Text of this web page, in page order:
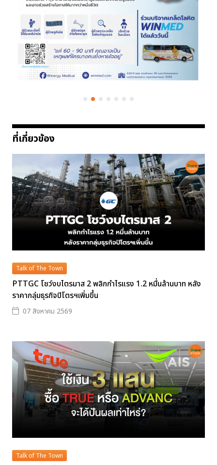
ที่เกี่ยวข้อง
Talk of The Town
PTTGC โชว์งบไตรมาส 2 พลิกกำไรแรง 1.2 หมื่นล้านบาท หลัง
ราคากลุ่มธุรกิจปิโตรฯเพิ่มขึ้น
07 สิงหาคม 2569
Talk of The Town